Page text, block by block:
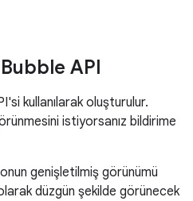
API
kullanılarak oluşturulur.
istiyorsanız bildirime
genişletilmiş görünümü
düzgün şekilde görünecek